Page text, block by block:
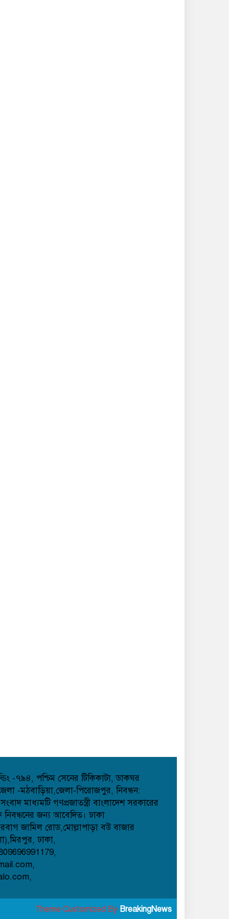
-৭৯৪, পশ্চিম সেনের টিকিকাটা, ডাকঘর
-মঠবাড়িয়া,জেলা-পিরোজপুর, নিবন্ধন:
মাধ্যমটি গণপ্রজাতন্ত্রী বাংলাদেশ সরকারের
নিবন্ধনের জন্য আবেদিত। ঢাকা
জামিল রোড,মোল্লাপাড়া বউ বাজার
ঢাকা,
Theme Customized By BreakingNews